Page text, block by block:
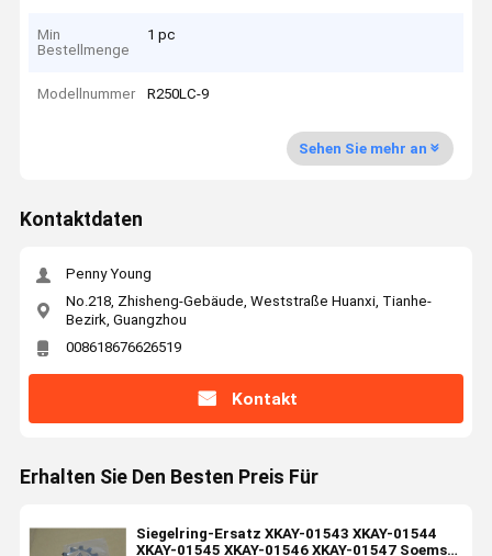
Min
Bestellmenge
1 pc
Modellnummer R250LC-9
Sehen Sie mehr an
Kontaktdaten
Penny Young
No.218, Zhisheng-Gebäude, Weststraße Huanxi, Tianhe-
Bezirk, Guangzhou
008618676626519
Kontakt
Erhalten Sie Den Besten Preis Für
Siegelring-Ersatz XKAY-01543 XKAY-01544
XKAY-01545 XKAY-01546 XKAY-01547 Soems